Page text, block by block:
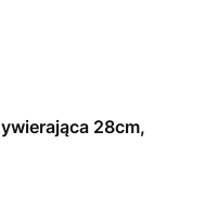
28cm,